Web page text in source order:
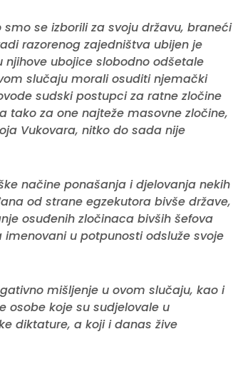
se izborili za svoju državu, braneći
razorenog zajedništva ubijen je
ubojice slobodno odšetale
slučaju morali osuditi njemački
sudski postupci za ratne zločine
za one najteže masovne zločine,
Vukovara, nitko do sada nije
načine ponašanja i djelovanja nekih
od strane egzekutora bivše države,
osuđenih zločinaca bivših šefova
u potpunosti odsluže svoje
mišljenje u ovom slučaju, kao i
osobe koje su sudjelovale u
diktature, a koji i danas žive